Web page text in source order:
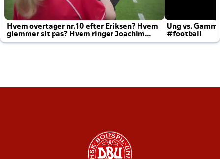
Hvem overtager nr.10 efter Eriksen? Hvem
glemmer sit pas? Hvem ringer Joachim
altid til efter kampe?
Ung vs.
#football